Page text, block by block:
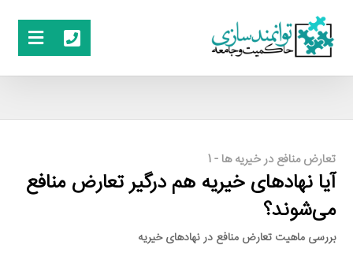
تعارض منافع در خیریه ها - 1
آیا نهادهای خیریه هم درگیر تعارض منافع
می‌شوند؟
بررسی ماهیت تعارض منافع در نهادهای خیریه